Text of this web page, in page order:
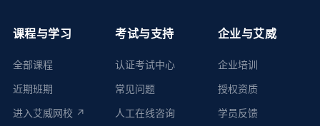
课程与学习
全部课程
近期班期
进入艾威网校 ↗
考试与支持
认证考试中心
常见问题
人工在线咨询
企业与艾威
企业培训
授权资质
学员反馈